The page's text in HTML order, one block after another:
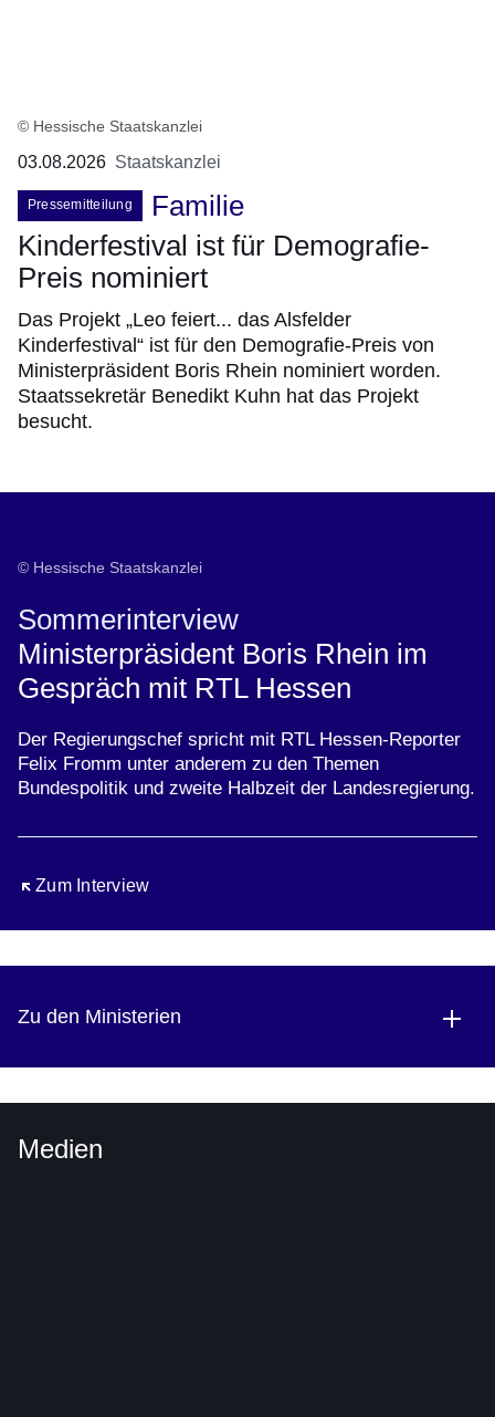
© Hessische Staatskanzlei
03.08.2026 Staatskanzlei
Pressemitteilung
Familie
Kinderfestival ist für Demografie-
Preis nominiert
Das Projekt „Leo feiert... das Alsfelder
Kinderfestival“ ist für den Demografie-Preis von
Ministerpräsident Boris Rhein nominiert worden.
Staatssekretär Benedikt Kuhn hat das Projekt
besucht.
© Hessische Staatskanzlei
Sommerinterview
Ministerpräsident Boris Rhein im
Gespräch mit RTL Hessen
Der Regierungschef spricht mit RTL Hessen-Reporter
Felix Fromm unter anderem zu den Themen
Bundespolitik und zweite Halbzeit der Landesregierung.
Zum Interview
Öffnet sich in einem neuen Fenster
Zu den Ministerien
Medien